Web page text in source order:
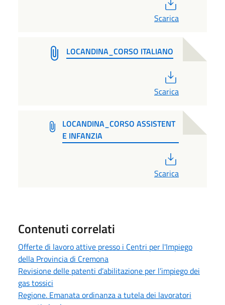
Scarica
LOCANDINA_CORSO ITALIANO
Scarica
LOCANDINA_CORSO ASSISTENT
E INFANZIA
Scarica
Contenuti correlati
Offerte di lavoro attive presso i Centri per l'Impiego
della Provincia di Cremona
Revisione delle patenti d’abilitazione per l’impiego dei
gas tossici
Regione. Emanata ordinanza a tutela dei lavoratori